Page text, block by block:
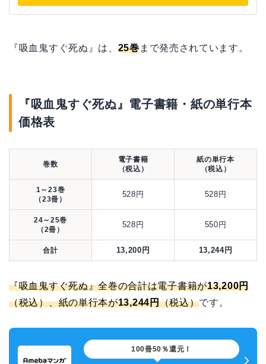
『吸血鬼すぐ死ぬ』は、 25巻まで発売されています。
『吸血鬼すぐ死ぬ』電子書籍・紙の単行本
価格表
巻数
電子書籍
（税込）
紙の単行本
（税込）
1～23巻
（23冊）
528円 528円
24～25巻
（2冊）
528円 550円
合計 13,200円 13,244円
『吸血鬼すぐ死ぬ』全巻の合計は電子書籍が13,200円
（税込）、紙の単行本が13,244円（税込）です。
100冊50％還元！